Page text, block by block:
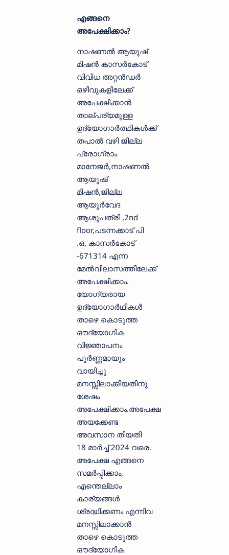
എങ്ങനെ
അപേക്ഷിക്കാം?
നാഷണൽ ആയുഷ്
മിഷൻ കാസർകോട്
വിവിധ അറ്റൻഡർ
ഒഴിവുകളിലേക്ക്
അപേക്ഷിക്കാന്‍
താല്പര്യമുള്ള
ഉദ്യോഗാര്‍ത്ഥികള്‍ക്ക്
തപാല്‍ വഴി ജില്ല
പ്രോഗ്രാം
മാനേജർ,നാഷണൽ
ആയുഷ്
മിഷൻ,ജില്ല
ആയൂർവേദ
ആശുപത്രി ,2nd
floor,പടന്നക്കാട് പി
.ഒ, കാസർകോട്
-671314 എന്ന
മേൽവിലാസത്തിലേക്ക്
അപേക്ഷിക്കാം.
യോഗ്യരായ
ഉദ്യോഗാര്‍ഥികള്‍
താഴെ കൊടുത്ത
ഔദ്യോഗിക
വിജ്ഞാപനം
പൂര്‍ണ്ണമായും
വായിച്ചു
മനസ്സിലാക്കിയതിനു
ശേഷം
അപേക്ഷിക്കാം.അപേക്ഷ
അയക്കേണ്ട
അവസാന തിയതി
18 മാർച്ച് 2024 വരെ.
അപേക്ഷ എങ്ങനെ
സമര്‍പ്പിക്കാം,
എന്തെല്ലാം
കാര്യങ്ങള്‍
ശ്രദ്ധിക്കണം എന്നിവ
മനസ്സിലാക്കാന്‍
താഴെ കൊടുത്ത
ഔദ്യോഗിക